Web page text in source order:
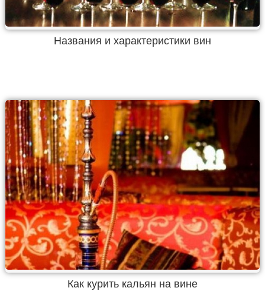
Названия и характеристики вин
Как курить кальян на вине